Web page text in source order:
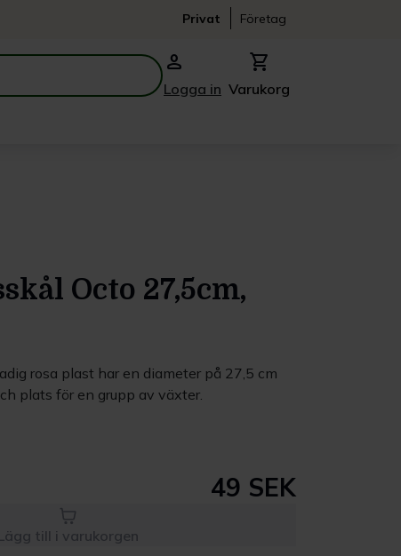
Privat Företag
person
Logga in
shopping_cart
Varukorg
Octo 27,5cm,
rosa plast har en diameter på 27,5 cm
plats för en grupp av växter.
49 SEK
till i varukorgen